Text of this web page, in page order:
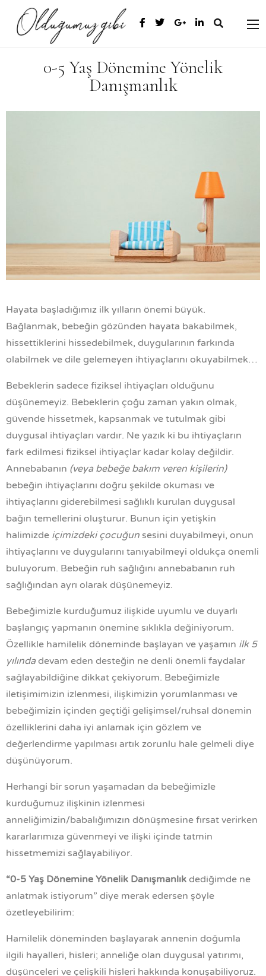
0-5 Yaş Dönemine Yönelik
Danışmanlık
Hayata başladığımız ilk yılların önemi büyük.
Bağlanmak, bebeğin gözünden hayata bakabilmek,
hissettiklerini hissedebilmek, duygularının farkında
olabilmek ve dile gelemeyen ihtiyaçlarını okuyabilmek…
Bebeklerin sadece fiziksel ihtiyaçları olduğunu
düşünemeyiz. Bebeklerin çoğu zaman yakın olmak,
güvende hissetmek, kapsanmak ve tutulmak gibi
duygusal ihtiyaçları vardır. Ne yazık ki bu ihtiyaçların
fark edilmesi fiziksel ihtiyaçlar kadar kolay değildir.
Annebabanın (veya bebeğe bakım veren kişilerin)
bebeğin ihtiyaçlarını doğru şekilde okuması ve
ihtiyaçlarını giderebilmesi sağlıklı kurulan duygusal
bağın temellerini oluşturur. Bunun için yetişkin
halimizde içimizdeki çocuğun sesini duyabilmeyi, onun
ihtiyaçlarını ve duygularını tanıyabilmeyi oldukça önemli
buluyorum. Bebeğin ruh sağlığını annebabanın ruh
sağlığından ayrı olarak düşünemeyiz.
Bebeğimizle kurduğumuz ilişkide uyumlu ve duyarlı
başlangıç yapmanın önemine sıklıkla değiniyorum.
Özellikle hamilelik döneminde başlayan ve yaşamın ilk 5
yılında devam eden desteğin ne denli önemli faydalar
sağlayabildiğine dikkat çekiyorum. Bebeğimizle
iletişimimizin izlenmesi, ilişkimizin yorumlanması ve
bebeğimizin içinden geçtiği gelişimsel/ruhsal dönemin
özelliklerini daha iyi anlamak için gözlem ve
değerlendirme yapılması artık zorunlu hale gelmeli diye
düşünüyorum.
Herhangi bir sorun yaşamadan da bebeğimizle
kurduğumuz ilişkinin izlenmesi
anneliğimizin/babalığımızın dönüşmesine fırsat verirken
kararlarımıza güvenmeyi ve ilişki içinde tatmin
hissetmemizi sağlayabiliyor.
“0-5 Yaş Dönemine Yönelik Danışmanlık dediğimde ne
anlatmak istiyorum” diye merak edersen şöyle
özetleyebilirim:
Hamilelik döneminden başlayarak annenin doğumla
ilgili hayalleri, hisleri; anneliğe olan duygusal yatırımı,
düşünceleri ve çelişkili hisleri hakkında konuşabiliyoruz.